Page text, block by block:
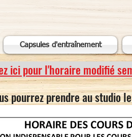
Capsules d'entraînement
Le corps, le coeur
ici pour l'horaire modifié
pourrez prendre au studio